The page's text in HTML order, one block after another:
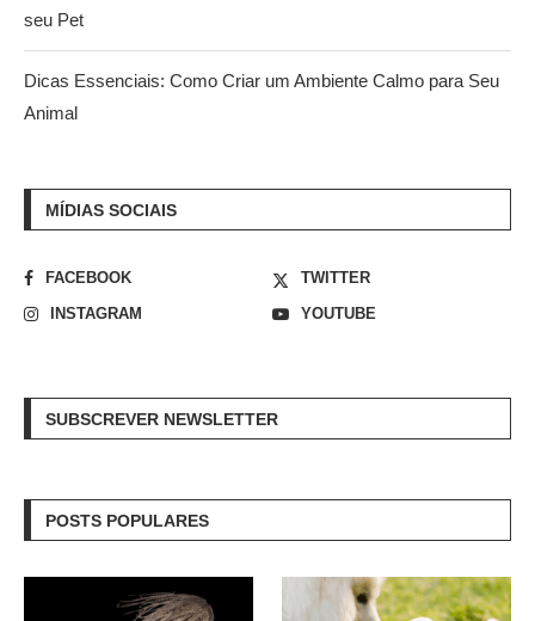
seu Pet
Dicas Essenciais: Como Criar um Ambiente Calmo para Seu
Animal
MÍDIAS SOCIAIS
FACEBOOK
TWITTER
INSTAGRAM
YOUTUBE
SUBSCREVER NEWSLETTER
POSTS POPULARES